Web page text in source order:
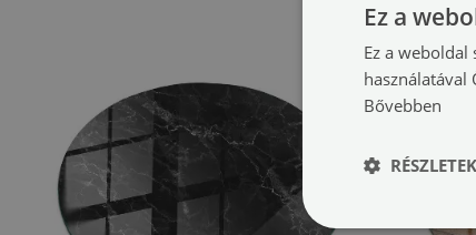
Ez a
Ez a
használatával
Bővebben